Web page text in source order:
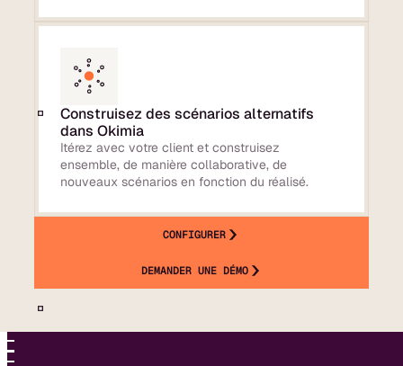
Construisez des scénarios alternatifs
dans Okimia
Itérez avec votre client et construisez
ensemble, de manière collaborative, de
nouveaux scénarios en fonction du réalisé.
CONFIGURER
DEMANDER UNE DÉMO